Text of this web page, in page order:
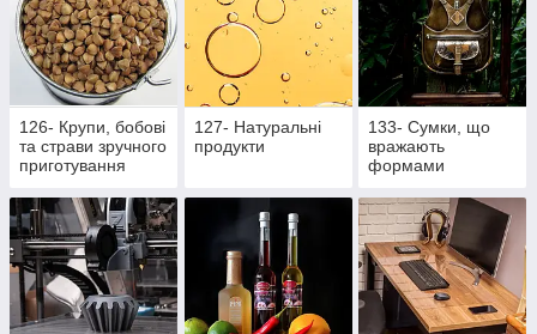
126- Крупи, бобові
та страви зручного
приготування
127- Натуральні
продукти
133- Сумки, що
вражають
формами